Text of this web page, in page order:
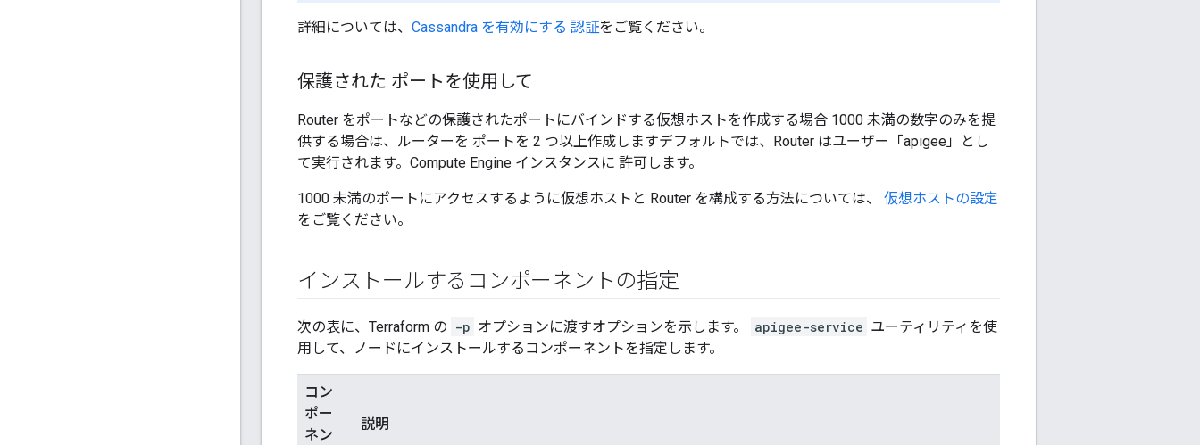
詳細については、 Cassandra を有効にする 認証をご覧ください。
保護された ポートを使用して
Router をポートなどの保護されたポートにバインドする仮想ホストを作成する場合 1000 未満の数字のみを提
供する場合は、ルーターを ポートを 2 つ以上作成しますデフォルトでは、Router はユーザー「apigee」とし
て実行されます。Compute Engine インスタンスに 許可します。
1000 未満のポートにアクセスするように仮想ホストと Router を構成する方法については、 仮想ホストの設定
をご覧ください。
インストールするコンポーネントの指定
次の表に、Terraform の -p オプションに渡すオプションを示します。 apigee-service ユーティリティを使
用して、ノードにインストールするコンポーネントを指定します。
コン
ポー
ネン
説明